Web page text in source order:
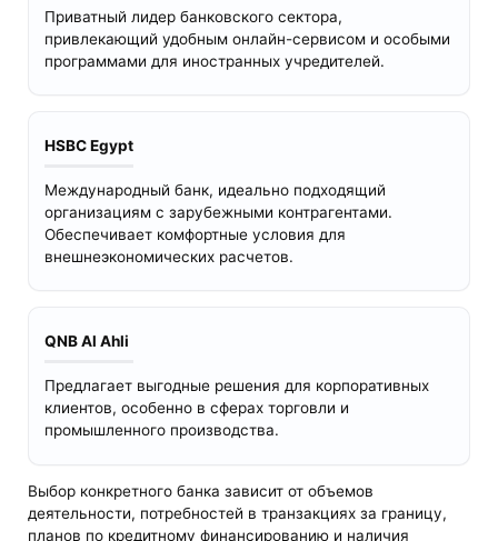
Приватный лидер банковского сектора,
привлекающий удобным онлайн-сервисом и особыми
программами для иностранных учредителей.
HSBC Egypt
Международный банк, идеально подходящий
организациям с зарубежными контрагентами.
Обеспечивает комфортные условия для
внешнеэкономических расчетов.
QNB Al Ahli
Предлагает выгодные решения для корпоративных
клиентов, особенно в сферах торговли и
промышленного производства.
Выбор конкретного банка зависит от объемов
деятельности, потребностей в транзакциях за границу,
планов по кредитному финансированию и наличия